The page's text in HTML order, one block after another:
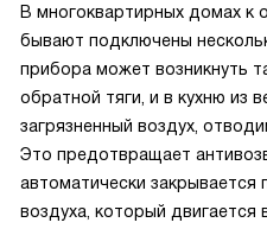
В многоквартирных домах к
бывают подключены
прибора может возникнуть
обратной тяги, и в кухню из
загрязненный воздух,
Это предотвращает
автоматически
воздуха, который двигается